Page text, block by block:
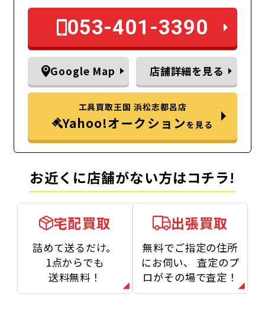
053-401-3390
Google Map 店舗詳細を見る
工具買取王国 浜松志都呂店
Yahoo!オークションを見る
お近くに店舗がない方はコチラ!
宅配買取
詰めて送るだけ。
1点からでも
送料無料！
出張買取
無料でご指定の住所
にお伺い、
査定のプ
ロがその場で査定！